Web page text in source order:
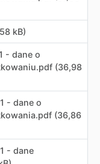
kB)
- dane o
.pdf (36,98
- dane o
.pdf (36,86
- dane